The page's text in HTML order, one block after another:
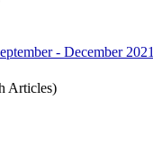
- December 2021
Articles)